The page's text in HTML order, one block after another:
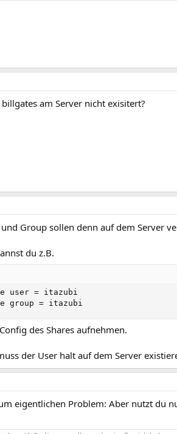
am Server nicht exisitert?
Group sollen denn auf dem Server
du z.B.
user = itazubi
group = itazubi
des Shares aufnehmen.
der User halt auf dem Server
eigentlichen Problem: Aber nutzt du